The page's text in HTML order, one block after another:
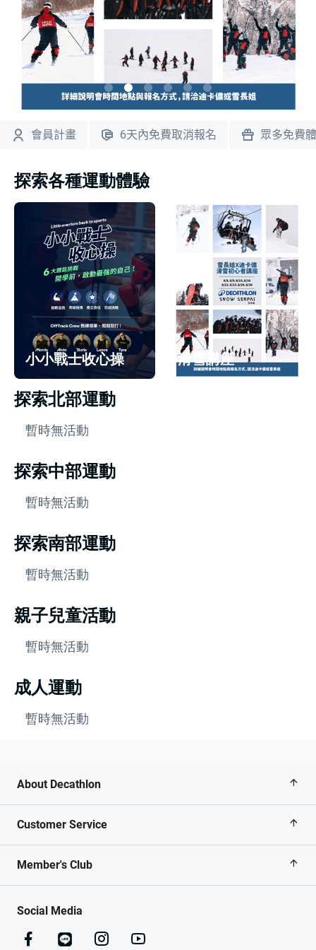
會員計畫 6天內免費取消報名 眾多免費
探索各種運動體驗
小小戰士收心操 滑雪講座
探索北部運動
暫時無活動
探索中部運動
暫時無活動
探索南部運動
暫時無活動
親子兒童活動
暫時無活動
成人運動
暫時無活動
About Decathlon
Customer Service
Member's Club
Social Media